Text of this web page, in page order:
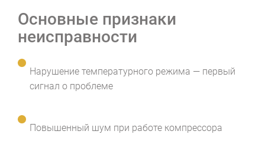
Основные признаки
неисправности
Нарушение температурного режима — первый
сигнал о проблеме
Повышенный шум при работе компрессора